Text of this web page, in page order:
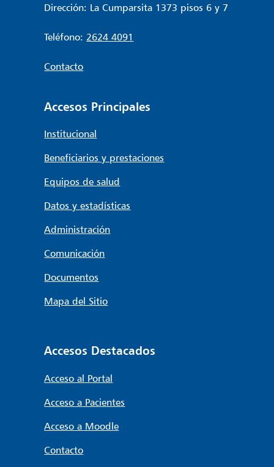
Dirección: La Cumparsita 1373 pisos 6 y 7
Teléfono: 2624 4091
Contacto
Accesos Principales
Institucional
Beneficiarios y prestaciones
Equipos de salud
Datos y estadísticas
Administración
Comunicación
Documentos
Mapa del Sitio
Accesos Destacados
Acceso al Portal
Acceso a Pacientes
Acceso a Moodle
Contacto